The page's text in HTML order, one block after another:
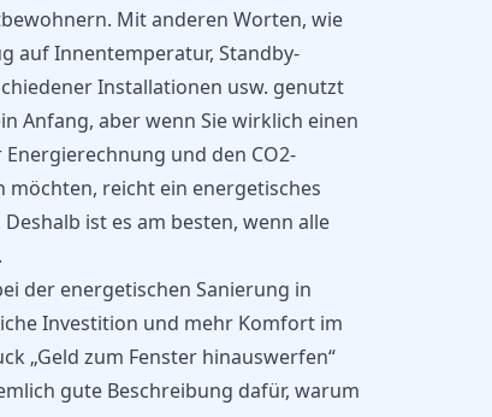
Mit anderen Worten, wie
auf Innentemperatur, Standby-
Installationen usw. genutzt
Anfang, aber wenn Sie wirklich einen
und den CO2-
möchten, reicht ein energetisches
ist es am besten, wenn alle
der energetischen Sanierung in
Investition und mehr Komfort im
„Geld zum Fenster hinauswerfen“
gute Beschreibung dafür, warum